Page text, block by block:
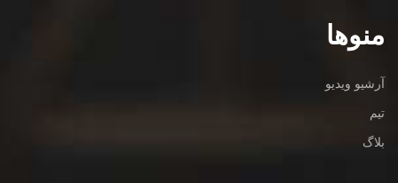
منوها
آرشیو ویدیو
تیم
بلاگ